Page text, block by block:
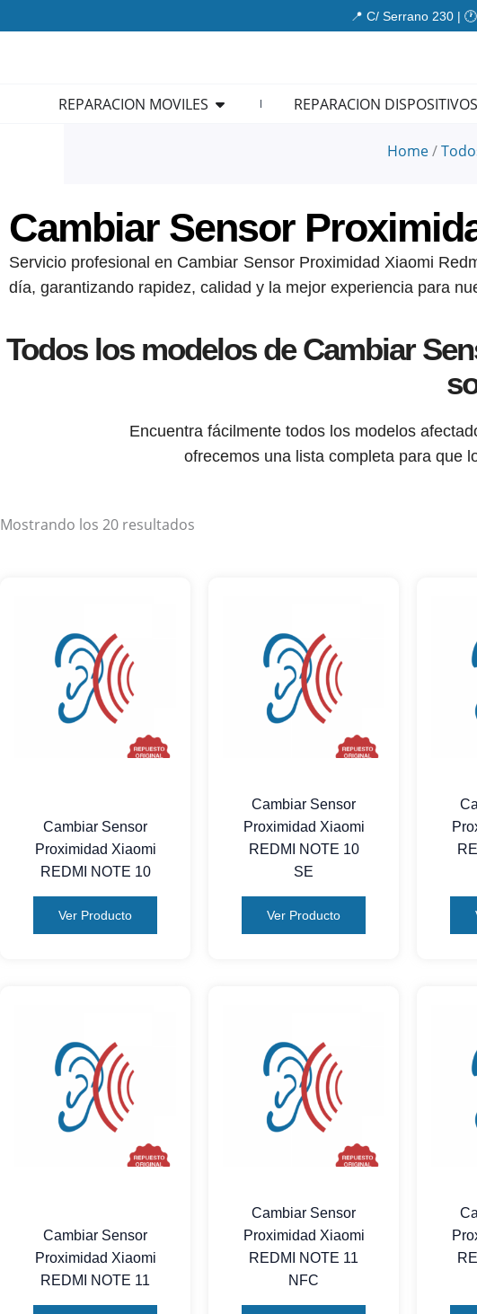
al
📍 C/ Serrano 230 |
REPARACION MOVILES Open REPARACION MOVILES
REPARACION DISPOSITIVOS
Home/
Cambiar Sensor
Servicio profesional en Cambiar Sensor Proximidad Xiaomi
día, garantizando rapidez, calidad y la mejor experiencia para
Todos los modelos de Cambiar
Encuentra fácilmente todos los modelos
ofrecemos una lista completa para que
Mostrando los 20 resultados
Cambiar Sensor
Proximidad Xiaomi
REDMI NOTE 10
Ver Producto
Cambiar Sensor
Proximidad Xiaomi
REDMI NOTE 10
SE
Ver Producto
Cambiar Sensor
Proximidad Xiaomi
REDMI NOTE 11
Cambiar Sensor
Proximidad Xiaomi
REDMI NOTE 11
NFC